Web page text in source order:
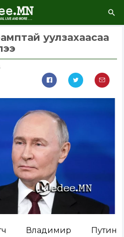
уулзахаасаа
Владимир Путин